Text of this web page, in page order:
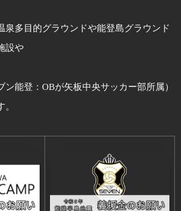
泉多目的グラウンドや能登島グラウンド
設や
ン能登：OBが矢板中央サッカー部所属）